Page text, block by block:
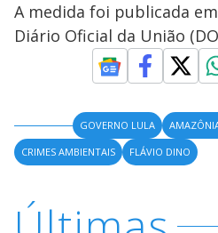
A medida foi publicada
Diário Oficial da União
GOVERNO LULA
CRIMES AMBIENTAIS
FLÁVIO DINO